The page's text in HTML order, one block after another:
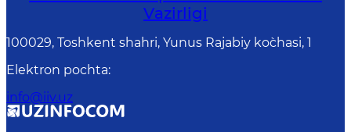
Vаzirligi
100029, Toshkent shahri, Yunus Rаjаbiy ko`chаsi, 1
Elektron pochta:
info@iiv.uz